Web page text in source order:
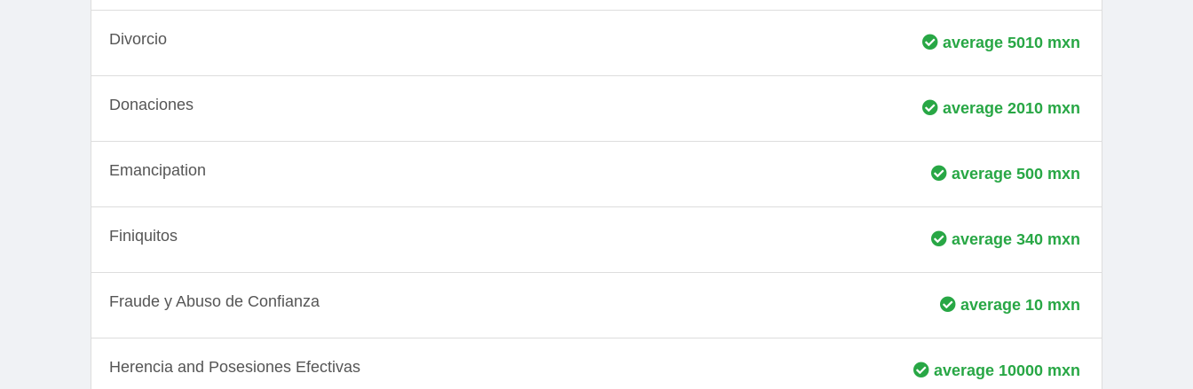
Divorcio average 5010 mxn
Donaciones average 2010 mxn
Emancipation average 500 mxn
Finiquitos average 340 mxn
Fraude y Abuso de Confianza average 10 mxn
Herencia and Posesiones Efectivas average 10000 mxn